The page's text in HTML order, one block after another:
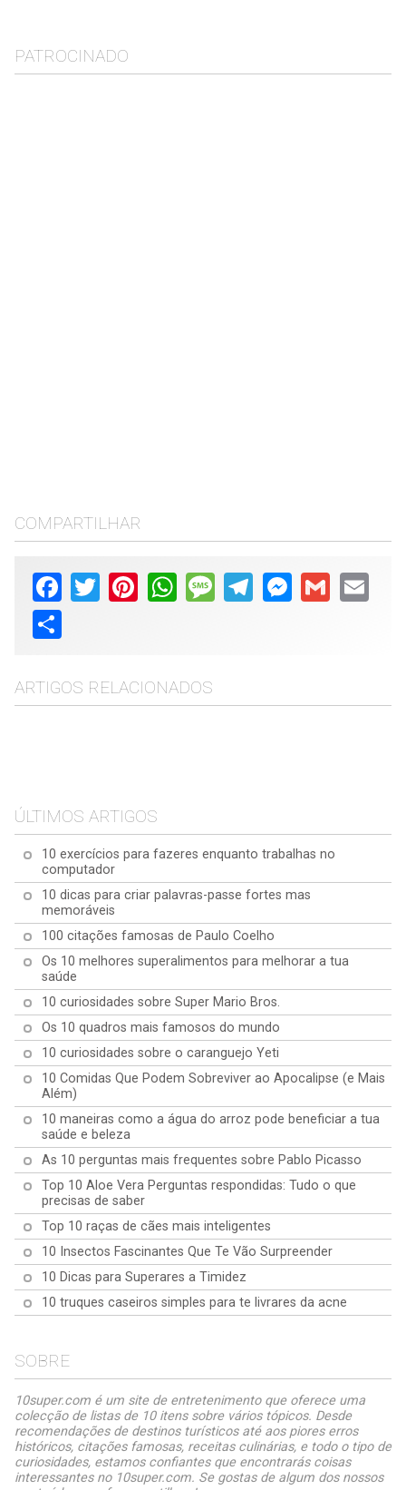
PATROCINADO
COMPARTILHAR
Facebook
Twitter PinterestWhatsAppMessageTelegramMessenger
Gmail Email
Share
ARTIGOS RELACIONADOS
ÚLTIMOS ARTIGOS
10 exercícios para fazeres enquanto trabalhas no
computador
10 dicas para criar palavras-passe fortes mas
memoráveis
100 citações famosas de Paulo Coelho
Os 10 melhores superalimentos para melhorar a tua
saúde
10 curiosidades sobre Super Mario Bros.
Os 10 quadros mais famosos do mundo
10 curiosidades sobre o caranguejo Yeti
10 Comidas Que Podem Sobreviver ao Apocalipse (e Mais
Além)
10 maneiras como a água do arroz pode beneficiar a tua
saúde e beleza
As 10 perguntas mais frequentes sobre Pablo Picasso
Top 10 Aloe Vera Perguntas respondidas: Tudo o que
precisas de saber
Top 10 raças de cães mais inteligentes
10 Insectos Fascinantes Que Te Vão Surpreender
10 Dicas para Superares a Timidez
10 truques caseiros simples para te livrares da acne
SOBRE
10super.com é um site de entretenimento que oferece uma
colecção de listas de 10 itens sobre vários tópicos. Desde
recomendações de destinos turísticos até aos piores erros
históricos, citações famosas, receitas culinárias, e todo o tipo de
curiosidades, estamos confiantes que encontrarás coisas
interessantes no 10super.com. Se gostas de algum dos nossos